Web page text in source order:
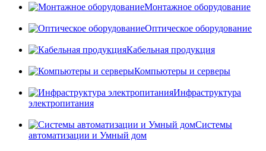
Монтажное оборудование
Оптическое оборудование
Кабельная продукция
Компьютеры и серверы
Инфраструктура
электропитания
Системы
автоматизации и Умный дом